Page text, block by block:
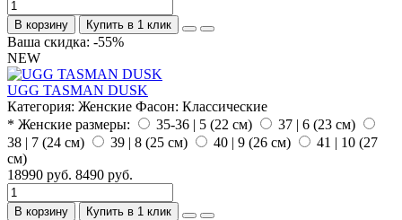
В корзину Купить в 1 клик
Ваша скидка: -55%
NEW
UGG TASMAN DUSK
Категория: Женские Фасон: Классические
* Женские размеры:
35-36 | 5 (22 см)
37 | 6 (23 см)
38 | 7 (24 см)
39 | 8 (25 см) 40 | 9 (26 см)
41 | 10 (27
см)
18990 руб. 8490 руб.
В корзину Купить в 1 клик